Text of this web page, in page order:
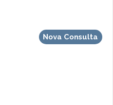
Nova Consulta